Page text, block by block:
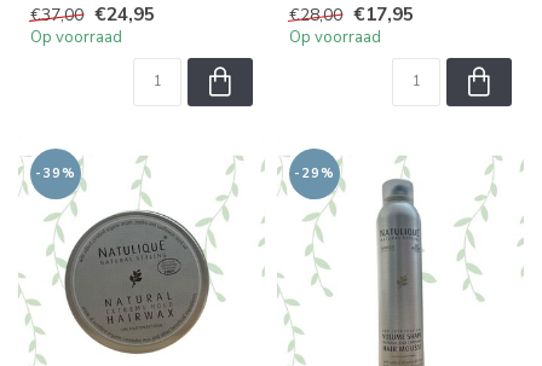
geïrriteerde, jeuk...
€37,00 €24,95
Op voorraad
natuurlijke v...
€28,00 €17,95
Op voorraad
-39% -29%